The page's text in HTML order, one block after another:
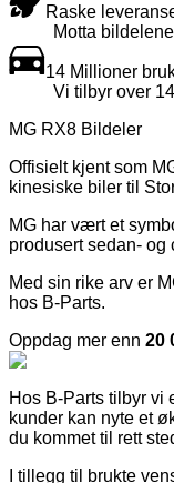
Raske
Motta
14 Millioner
Vi tilbyr over
MG RX8 Bildeler
Offisielt kjent som
kinesiske biler til
MG har vært et
produsert sedan- og
Med sin rike arv er
hos B-Parts.
Oppdag mer enn 20
Hos B-Parts tilbyr vi
kunder kan nyte et
du kommet til rett
I tillegg til brukte